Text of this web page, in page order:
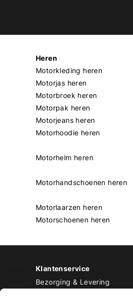
Heren
Motorkleding heren
Motorjas heren
Motorbroek heren
Motorpak heren
Motorjeans heren
Motorhoodie heren
Motorhelm heren
Motorhandschoenen heren
Motorlaarzen heren
Motorschoenen heren
Klantenservice
Bezorging & Levering